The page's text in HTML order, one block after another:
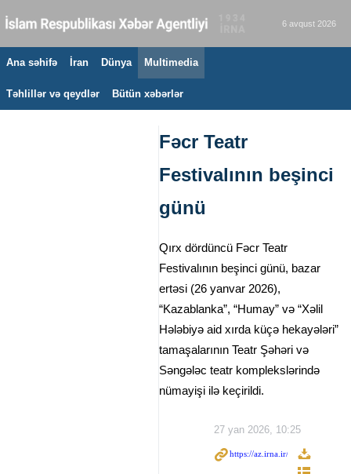
6 avqust 2026
Ana səhifə İran Dünya Multimedia
Təhlillər və qeydlər Bütün xəbərlər
Fəcr Teatr
Festivalının beşinci
günü
Qırx dördüncü Fəcr Teatr
Festivalının beşinci günü, bazar
ertəsi (26 yanvar 2026),
“Kazablanka”, “Humay” və “Xəlil
Hələbiyə aid xırda küçə hekayələri”
tamaşalarının Teatr Şəhəri və
Səngələc teatr komplekslərində
nümayişi ilə keçirildi.
27 yan 2026, 10:25